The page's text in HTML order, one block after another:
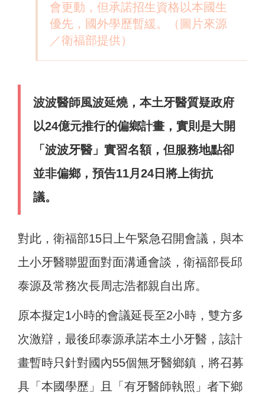
會更動，但承諾招生資格以本國生
優先，國外學歷暫緩。（圖片來源
／衛福部提供）
波波醫師風波延燒，本土牙醫質疑政府
以24億元推行的偏鄉計畫，實則是大開
「波波牙醫」實習名額，但服務地點卻
並非偏鄉，預告11月24日將上街抗
議。
對此，衛福部15日上午緊急召開會議，與本
土小牙醫聯盟面對面溝通會談，衛福部長邱
泰源及常務次長周志浩都親自出席。
原本擬定1小時的會議延長至2小時，雙方多
次激辯，最後邱泰源承諾本土小牙醫，該計
畫暫時只針對國內55個無牙醫鄉鎮，將召募
具「本國學歷」且「有牙醫師執照」者下鄉